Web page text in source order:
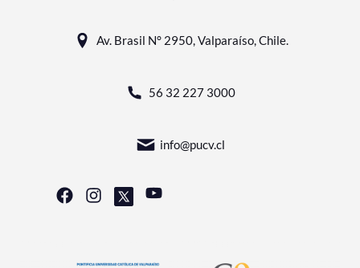
Av. Brasil N° 2950, Valparaíso, Chile.
56 32 227 3000
info@pucv.cl